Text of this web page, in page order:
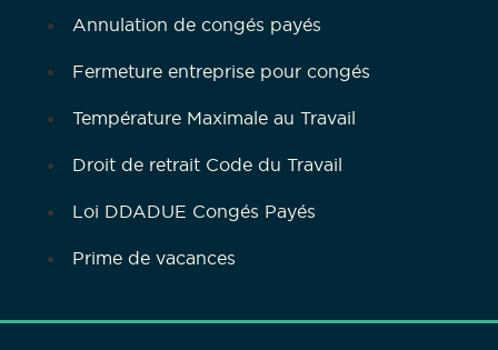
Annulation de congés payés
Fermeture entreprise pour congés
Température Maximale au Travail
Droit de retrait Code du Travail
Loi DDADUE Congés Payés
Prime de vacances